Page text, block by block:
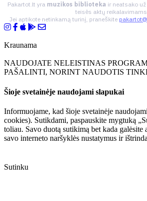
Pakartot.lt yra muzikos biblioteka ir neatsako
teisės aktų
Jei aptikote netinkamą turinį, praneškite
Kraunama
NAUDOJATE NELEISTINAS
PAŠALINTI, NORINT NAUDOTIS
Šioje svetainėje naudojami slapukai
Informuojame, kad šioje svetainėje
cookies). Sutikdami, paspauskite mygtuką
toliau. Savo duotą sutikimą bet kada galėsite
savo interneto naršyklės nustatymus ir
Sutinku